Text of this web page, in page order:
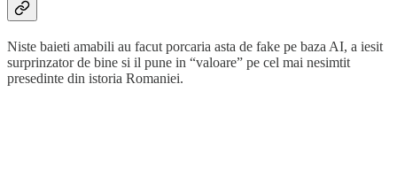
Niste baieti amabili au facut porcaria asta de fake pe baza AI, a iesit
surprinzator de bine si il pune in “valoare” pe cel mai nesimtit
presedinte din istoria Romaniei.